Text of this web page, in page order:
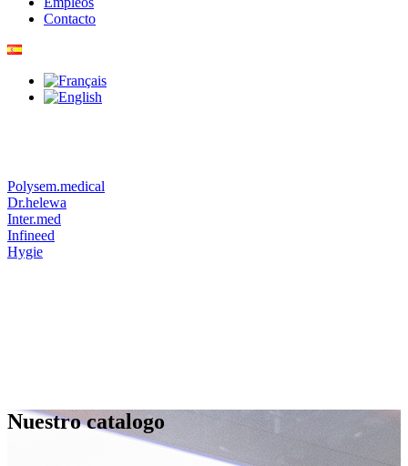
Contacto
Polysem.medical
Dr.helewa
Inter.med
Infineed
Hygie
Nuestro catalogo